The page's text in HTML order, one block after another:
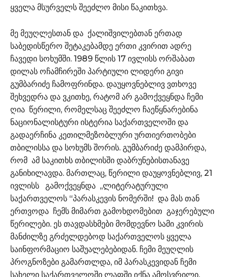
ყველა მსურველს შეეძლო მისი წაკითხვა.
მე მეუღლესთან და ქალიშვილებთან ერთად
საბედისწერო შეტაკებამდე ერთი კვირით ადრე
ჩავედი სოხუმში. 1989 წლის 17 ივლისს ორშაბათ
დილას ოჩამჩირეში პარტიული ლიდერი გივი
გუმბარიძე ჩამოფრინდა. დაუყოვნებლივ ვთხოვე
შეხვედრა და ვკითხე, რატომ არ გამოქვეყნდა ჩემი
ღია წერილი, რომელსაც შეეძლო ჩაეწყნარებინა
ნაციონალისტური ისტერია საქართველოში და
გადაერჩინა კეთილმეზობლური ურთიერთობები
თბილისსა და სოხუმს შორის. გუმბარიძე დამპირდა,
რომ ამ საკითხს თბილისში დაბრუნებისთანავე
განიხილავდა. მართლაც, წერილი დაუყოვნებლივ, 21
ივლისს გამოქვეყნდა ,,ლიტერატურული
საქართველოს “პარასკევის ნომერში! და მას თან
ერთვოდა ჩემს მიმართ გამოხდომებით გაჯერებული
წერილები. ეს თავდასხმები მომდევნო სამი კვირის
მანძილზე გრძელდებოდ საქართველოს ყველა
საინფორმაციო საშუალებებიდან. ჩემი მეუღლის
პროგნოზები გამართლდა, იმ პარასკევიდან ჩემი
სახელი საქართველოში ლაფში იქნა ამოსვრილი.